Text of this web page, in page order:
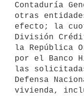
Contaduría
otras
efecto; la
División
la República
por el Banco
las
Defensa
vivienda,